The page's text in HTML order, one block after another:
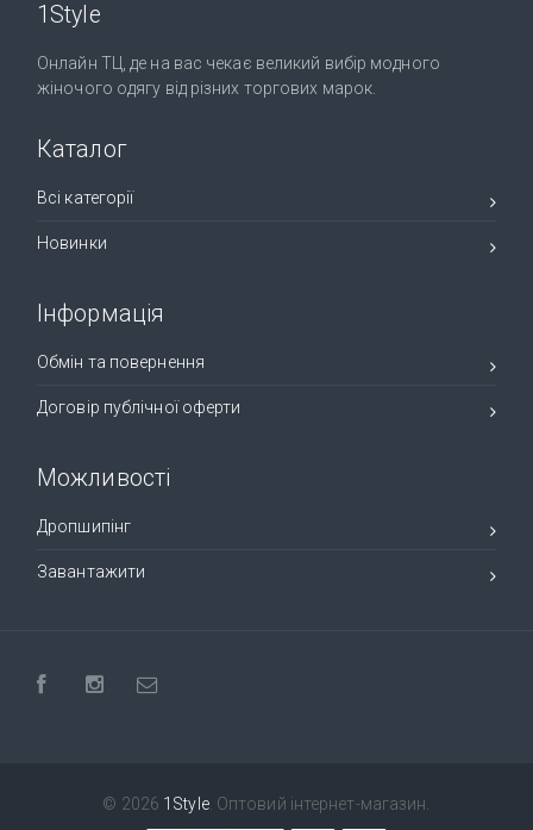
1Style
Онлайн ТЦ, де на вас чекає великий вибір модного
жіночого одягу від різних торгових марок.
Каталог
Всі категорії
Новинки
Інформація
Обмін та повернення
Договір публічної оферти
Можливості
Дропшипінг
Завантажити
© 2026 1Style. Оптовий інтернет-магазин.